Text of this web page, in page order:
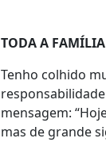
TODA A
Tenho colhido
mensagem:
mas de grande